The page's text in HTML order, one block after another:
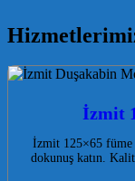
İzmit
İzmit 125×65 füme
dokunuş katın.